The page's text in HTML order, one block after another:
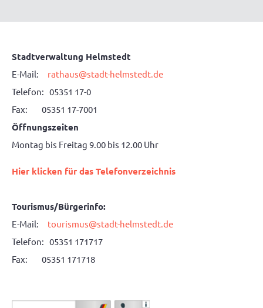
Stadtverwaltung Helmstedt
E-Mail: rathaus@stadt-helmstedt.de
Telefon: 05351 17-0
Fax: 05351 17-7001
Öffnungszeiten
Montag bis Freitag 9.00 bis 12.00 Uhr
Hier klicken für das Telefonverzeichnis
Tourismus/Bürgerinfo:
E-Mail: tourismus@stadt-helmstedt.de
Telefon: 05351 171717
Fax: 05351 171718